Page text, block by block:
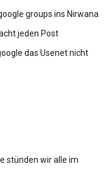
groups ins Nirwana
jeden Post
das Usenet nicht
stünden wir alle im